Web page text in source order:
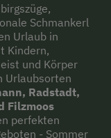
Schmankerl
Urlaub in
Kindern,
und Körper
Urlaubsorten
Radstadt,
Filzmoos
perfekten
- Sommer